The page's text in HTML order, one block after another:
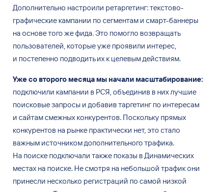
Дополнительно настроили ретаргетинг: текстово-
графические кампании по сегментам и смарт-баннеры
на основе того же фида. Это помогло возвращать
пользователей, которые уже проявили интерес,
и постепенно подводить их к целевым действиям.
Уже со второго месяца мы начали масштабирование:
подключили кампании в РСЯ, объединив в них лучшие
поисковые запросы и добавив таргетинг по интересам
и сайтам смежных конкурентов. Поскольку прямых
конкурентов на рынке практически нет, это стало
важным источником дополнительного трафика.
На поиске подключали также показы в Динамических
местах на поиске. Несмотря на небольшой трафик они
принесли несколько регистраций по самой низкой